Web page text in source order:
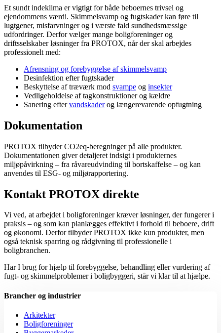
Et sundt indeklima er vigtigt for både beboernes trivsel og
ejendommens værdi. Skimmelsvamp og fugtskader kan føre til
lugtgener, misfarvninger og i værste fald sundhedsmæssige
udfordringer. Derfor vælger mange boligforeninger og
driftsselskaber løsninger fra PROTOX, når der skal arbejdes
professionelt med:
Afrensning og forebyggelse af skimmelsvamp
Desinfektion efter fugtskader
Beskyttelse af træværk mod svampe og insekter
Vedligeholdelse af tagkonstruktioner og kældre
Sanering eftervandskaderog længerevarende opfugtning
Dokumentation
PROTOX tilbyder CO2eq-beregninger på alle produkter.
Dokumentationen giver detaljeret indsigt i produkternes
miljøpåvirkning – fra råvareudvinding til bortskaffelse – og kan
anvendes til ESG- og miljørapportering.
Kontakt PROTOX direkte
Vi ved, at arbejdet i boligforeninger kræver løsninger, der fungerer i
praksis – og som kan planlægges effektivt i forhold til beboere, drift
og økonomi. Derfor tilbyder PROTOX ikke kun produkter, men
også teknisk sparring og rådgivning til professionelle i
boligbranchen.
Har I brug for hjælp til forebyggelse, behandling eller vurdering af
fugt- og skimmelproblemer i boligbyggeri, står vi klar til at hjælpe.
Brancher og industrier
Arkitekter
Boligforeninger